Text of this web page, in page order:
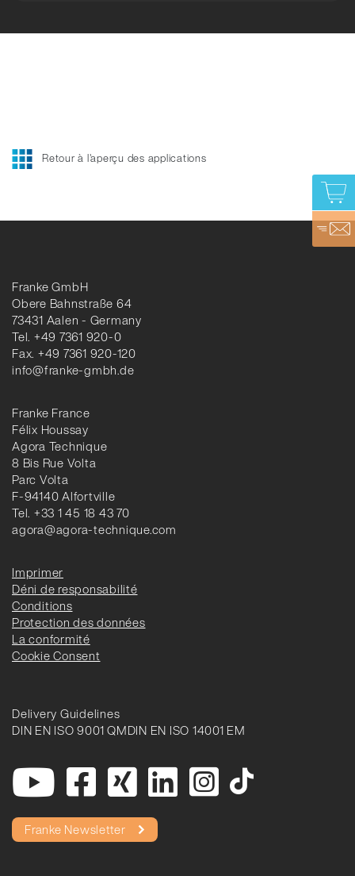
Retour à l'aperçu des applications
Franke GmbH
Obere Bahnstraße 64
73431 Aalen - Germany
Tel. +49 7361 920-0
Fax. +49 7361 920-120
info@franke-gmbh.de
Franke France
Félix Houssay
Agora Technique
8 Bis Rue Volta
Parc Volta
F-94140 Alfortville
Tel. +33 1 45 18 43 70
agora@agora-technique.com
Imprimer
Déni de responsabilité
Conditions
Protection des données
La conformité
Cookie Consent
Delivery Guidelines
DIN EN ISO 9001 QMDIN EN ISO 14001 EM
Franke Newsletter